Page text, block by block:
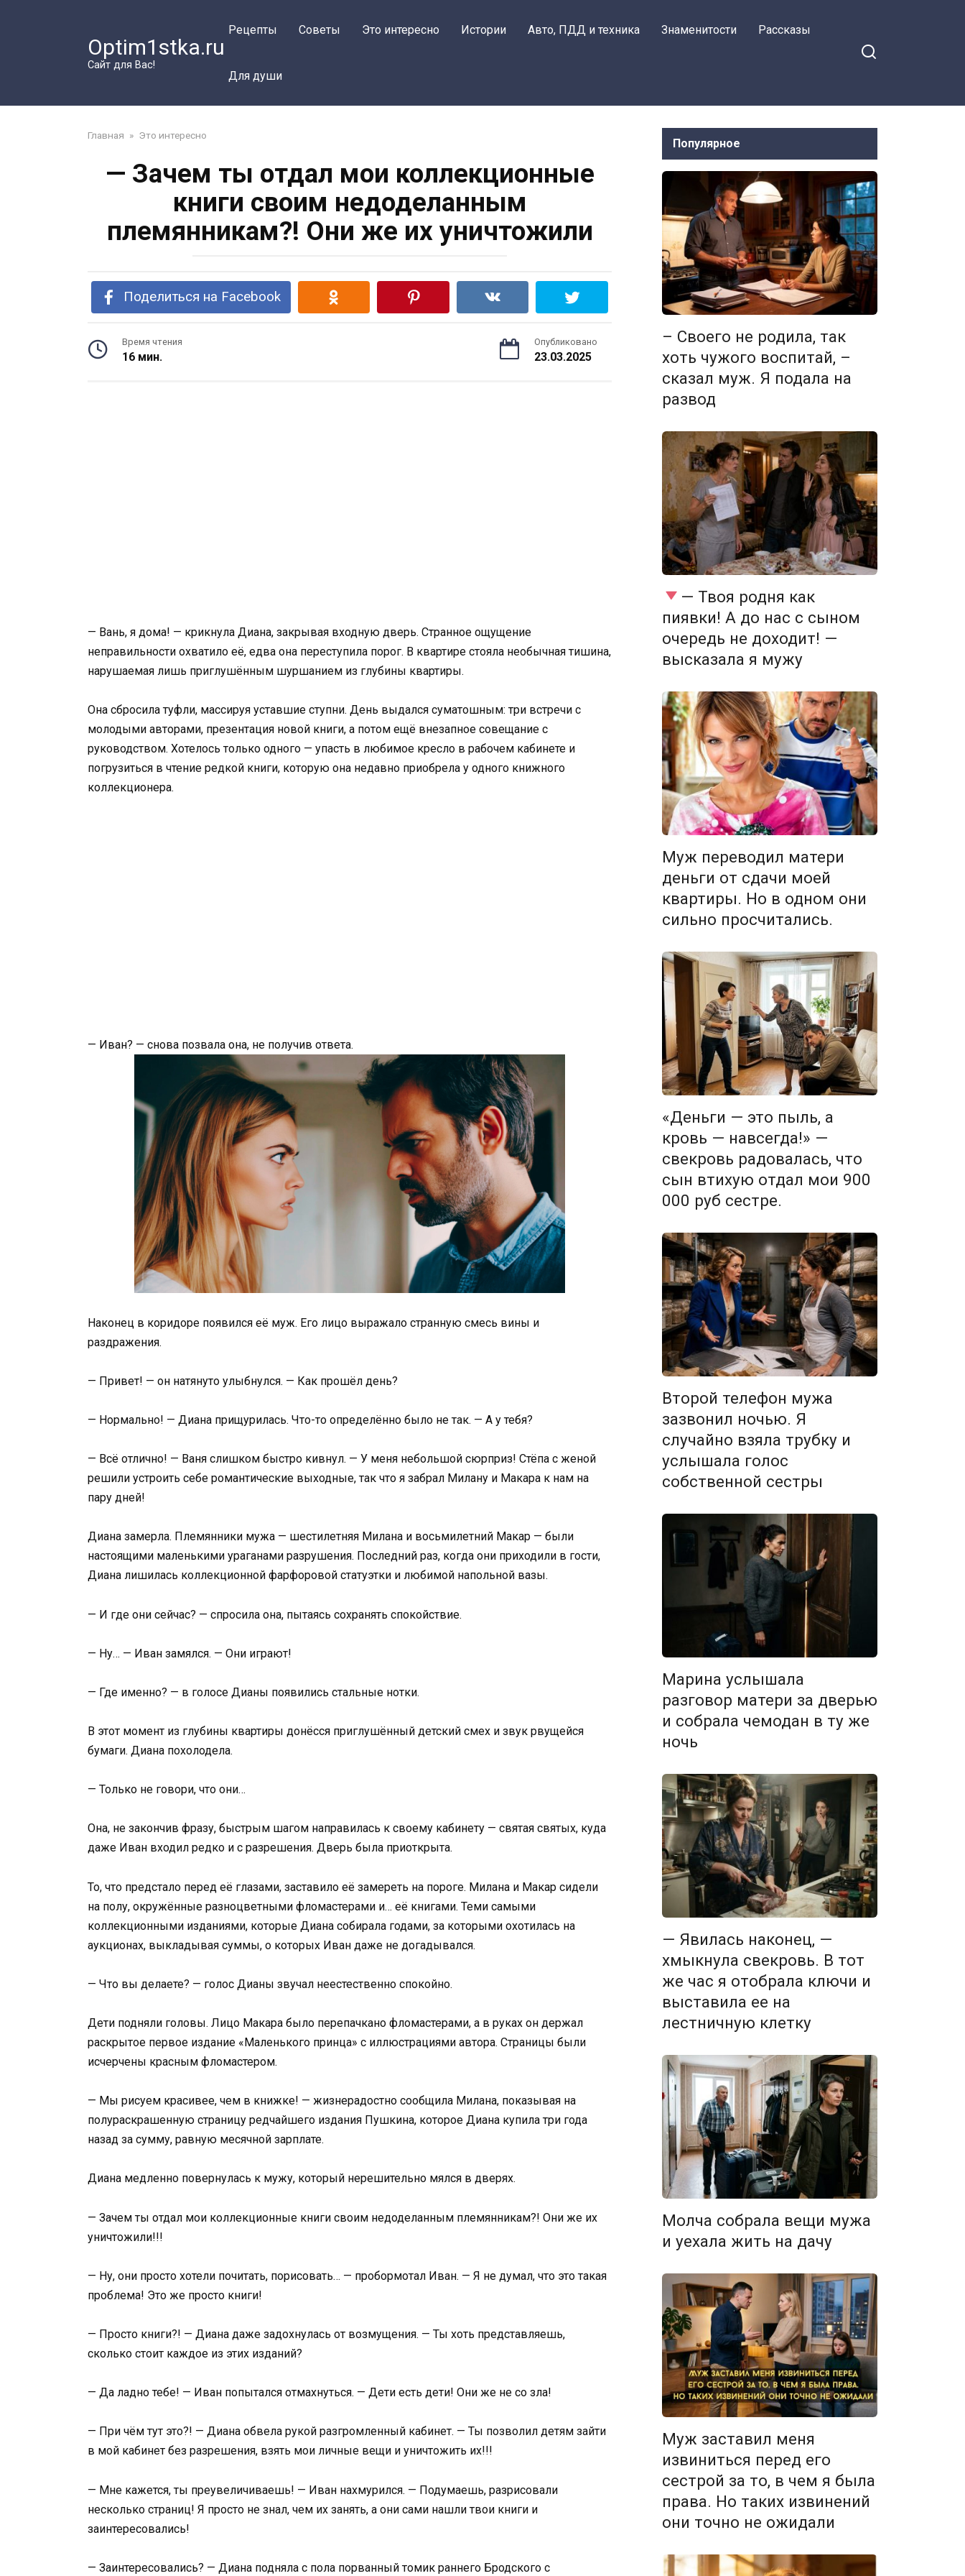
Optim1stka.ru
Сайт для Вас!
Рецепты Советы Это интересно Истории Авто, ПДД и техника Знаменитости Рассказы
Для души
Главная » Это интересно
— Зачем ты отдал мои коллекционные
книги своим недоделанным
племянникам?! Они же их уничтожили
Поделиться на Facebook
Время чтения
16 мин.
Опубликовано
23.03.2025
— Вань, я дома! — крикнула Диана, закрывая входную дверь. Странное ощущение
неправильности охватило её, едва она переступила порог. В квартире стояла необычная тишина,
нарушаемая лишь приглушённым шуршанием из глубины квартиры.
Она сбросила туфли, массируя уставшие ступни. День выдался суматошным: три встречи с
молодыми авторами, презентация новой книги, а потом ещё внезапное совещание с
руководством. Хотелось только одного — упасть в любимое кресло в рабочем кабинете и
погрузиться в чтение редкой книги, которую она недавно приобрела у одного книжного
коллекционера.
— Иван? — снова позвала она, не получив ответа.
Наконец в коридоре появился её муж. Его лицо выражало странную смесь вины и
раздражения.
— Привет! — он натянуто улыбнулся. — Как прошёл день?
— Нормально! — Диана прищурилась. Что-то определённо было не так. — А у тебя?
— Всё отлично! — Ваня слишком быстро кивнул. — У меня небольшой сюрприз! Стёпа с женой
решили устроить себе романтические выходные, так что я забрал Милану и Макара к нам на
пару дней!
Диана замерла. Племянники мужа — шестилетняя Милана и восьмилетний Макар — были
настоящими маленькими ураганами разрушения. Последний раз, когда они приходили в гости,
Диана лишилась коллекционной фарфоровой статуэтки и любимой напольной вазы.
— И где они сейчас? — спросила она, пытаясь сохранять спокойствие.
— Ну… — Иван замялся. — Они играют!
— Где именно? — в голосе Дианы появились стальные нотки.
В этот момент из глубины квартиры донёсся приглушённый детский смех и звук рвущейся
бумаги. Диана похолодела.
— Только не говори, что они…
Она, не закончив фразу, быстрым шагом направилась к своему кабинету — святая святых, куда
даже Иван входил редко и с разрешения. Дверь была приоткрыта.
То, что предстало перед её глазами, заставило её замереть на пороге. Милана и Макар сидели
на полу, окружённые разноцветными фломастерами и… её книгами. Теми самыми
коллекционными изданиями, которые Диана собирала годами, за которыми охотилась на
аукционах, выкладывая суммы, о которых Иван даже не догадывался.
— Что вы делаете? — голос Дианы звучал неестественно спокойно.
Дети подняли головы. Лицо Макара было перепачкано фломастерами, а в руках он держал
раскрытое первое издание «Маленького принца» с иллюстрациями автора. Страницы были
исчерчены красным фломастером.
— Мы рисуем красивее, чем в книжке! — жизнерадостно сообщила Милана, показывая на
полураскрашенную страницу редчайшего издания Пушкина, которое Диана купила три года
назад за сумму, равную месячной зарплате.
Диана медленно повернулась к мужу, который нерешительно мялся в дверях.
— Зачем ты отдал мои коллекционные книги своим недоделанным племянникам?! Они же их
уничтожили!!!
— Ну, они просто хотели почитать, порисовать… — пробормотал Иван. — Я не думал, что это такая
проблема! Это же просто книги!
— Просто книги?! — Диана даже задохнулась от возмущения. — Ты хоть представляешь,
сколько стоит каждое из этих изданий?
— Да ладно тебе! — Иван попытался отмахнуться. — Дети есть дети! Они же не со зла!
— При чём тут это?! — Диана обвела рукой разгромленный кабинет. — Ты позволил детям зайти
в мой кабинет без разрешения, взять мои личные вещи и уничтожить их!!!
— Мне кажется, ты преувеличиваешь! — Иван нахмурился. — Подумаешь, разрисовали
несколько страниц! Я просто не знал, чем их занять, а они сами нашли твои книги и
заинтересовались!
— Заинтересовались? — Диана подняла с пола порванный томик раннего Бродского с
Популярное
– Своего не родила, так
хоть чужого воспитай, –
сказал муж. Я подала на
развод
— Твоя родня как
пиявки! А до нас с сыном
очередь не доходит! —
высказала я мужу
Муж переводил матери
деньги от сдачи моей
квартиры. Но в одном они
сильно просчитались.
«Деньги — это пыль, а
кровь — навсегда!» —
свекровь радовалась, что
сын втихую отдал мои 900
000 руб сестре.
Второй телефон мужа
зазвонил ночью. Я
случайно взяла трубку и
услышала голос
собственной сестры
Марина услышала
разговор матери за дверью
и собрала чемодан в ту же
ночь
— Явилась наконец, —
хмыкнула свекровь. В тот
же час я отобрала ключи и
выставила ее на
лестничную клетку
Молча собрала вещи мужа
и уехала жить на дачу
Муж заставил меня
извиниться перед его
сестрой за то, в чем я была
права. Но таких извинений
они точно не ожидали